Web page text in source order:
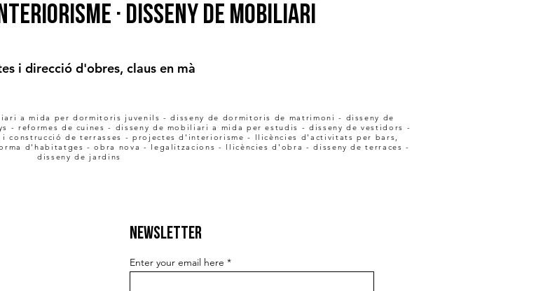
· DISSENY DE MOBILIARI
i direcció d'obres, claus en mà
a mida per dormitoris juvenils - disseny de dormitoris de matrimoni - disseny de
- reformes de cuines - disseny de mobiliari a mida per estudis - disseny de vestidors -
construcció de terrasses - projectes d'interiorisme - llicències d'activitats per bars,
d'habitatges - obra nova - legalitzacions - llicències d'obra - disseny de terraces -
disseny de jardins
Newsletter
Enter your email here